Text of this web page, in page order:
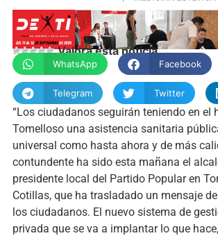
Valora esta noticia
WhatsApp Facebook
Telegram Twitter
“Los ciudadanos seguirán teniendo en el
Tomelloso una asistencia sanitaria
universal como hasta ahora y de más
contundente ha sido esta mañana el
presidente local del Partido Popular en
Cotillas, que ha trasladado un mensaje
los ciudadanos. El nuevo sistema de
privada que se va a implantar lo que